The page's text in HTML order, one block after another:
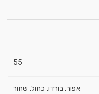
55
אפור, בורדו, כחול, שחור